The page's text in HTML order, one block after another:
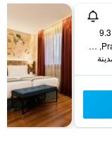
Praca Luis De Camoes 2, لشبونة, محافظة لشبونة, البرتغال